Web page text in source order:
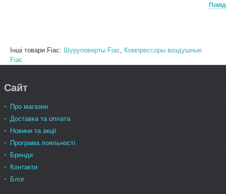
Інші товари Fiac: Шуруповерты Fiac, Компрессоры воздушные
Fiac
Сайт
Про магазин
Доставка та оплата
Новини та акції
Програма лояльності
Бренди
Контакти
Блог